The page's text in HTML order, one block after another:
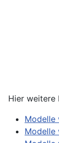
Hier weitere
Modelle
Modelle